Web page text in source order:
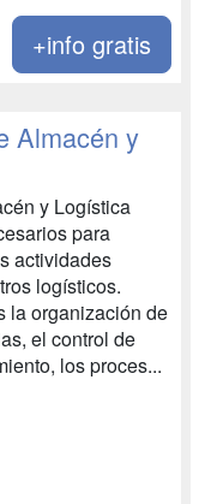
+info gratis
Almacén y
y Logística
para
actividades
logísticos.
la organización de
el control de
los proces...